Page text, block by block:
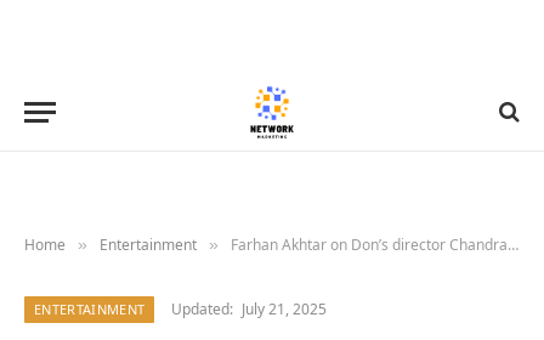
Home » Entertainment » Farhan Akhtar on Don’s director Chandra Barot: “He achieved so much with so little” : Bollywood News – Bollywood Hungama
ENTERTAINMENT Updated: July 21, 2025